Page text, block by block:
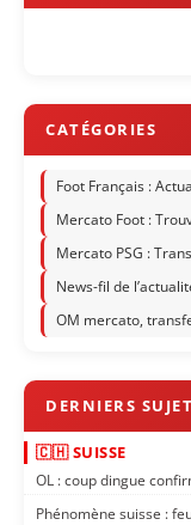
Foot Français :
Mercato Foot :
Mercato PSG :
News-fil de
OM mercato,
🇨🇭 SUISSE
OL : coup dingue
Phénomène suisse :